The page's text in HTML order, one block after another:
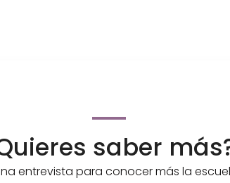
saber
entrevista para conocer más la